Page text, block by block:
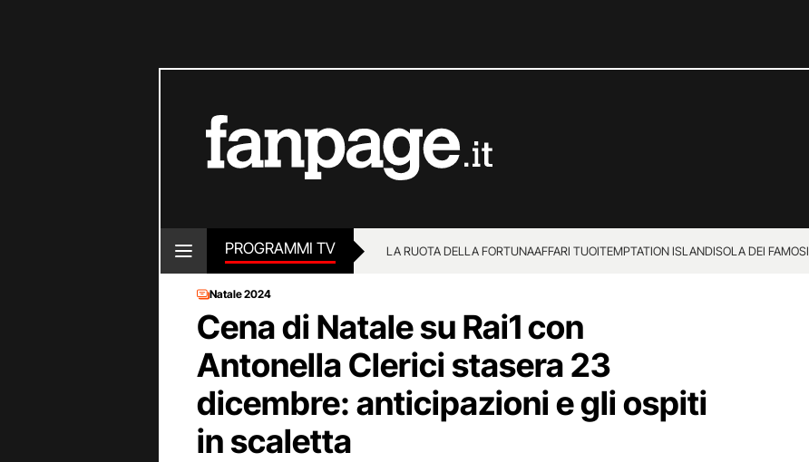
PROGRAMMI TV LA RUOTA DELLA FORTUNAAFFARI TUOITEMPTATION ISLANDISOLA DEI FAMOSI
Natale 2024
Cena di Natale su Rai1 con
Antonella Clerici stasera 23
dicembre: anticipazioni e gli ospiti
in scaletta